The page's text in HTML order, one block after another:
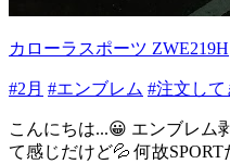
カローラスポーツ ZWE219H
#2月 #エンブレム #注文して
こんにちは...😀 エンブレム
て感じだけど💦 何故